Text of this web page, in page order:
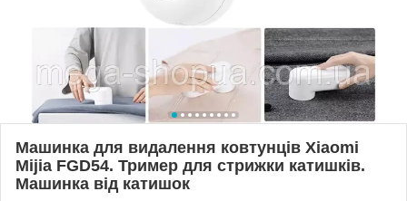
Машинка для видалення ковтунців Xiaomi
Mijia FGD54. Тример для стрижки катишків.
Машинка від катишок